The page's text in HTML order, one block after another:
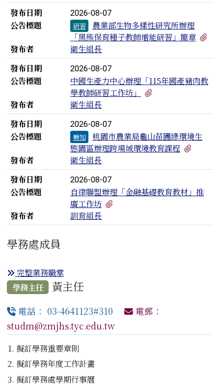
發布日期
2026-08-07
公告標題 研習
農業部生物多樣性研究所辦理
「黑熊保育種子教師增能研習」簡章
發布者
衛生組長
發布日期
2026-08-07
公告標題
中國生產力中心辦理「115年國產豬肉教
學教師研習工作坊」
發布者
衛生組長
發布日期
2026-08-07
公告標題 轉知
桃園市農業局龜山苗圃綠環境生
態園區辦理跨場域環境教育課程
發布者
衛生組長
發布日期
2026-08-07
公告標題
自律聯盟辦理「金融基礎教育教材」推
廣工作坊
發布者
訓育組長
學務處成員
完整業務職掌
學務主任
黃主任
電話： 03-4641123#310
電郵：
studm@zmjhs.tyc.edu.tw
擬訂學務重要章則
擬訂學務年度工作計畫
擬訂學務處學期行事曆